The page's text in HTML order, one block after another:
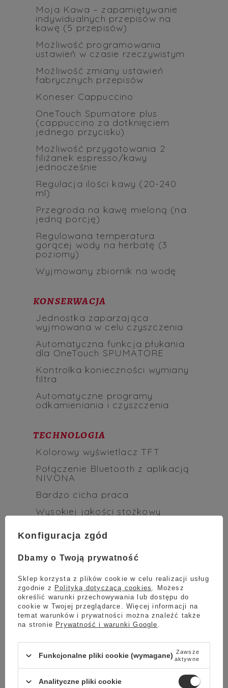
Moja Kawa – zapamiętywanie
indywidualnych przepisów na
kawę (5 przepisów)
Możliwość programowania
ustawień w czasie rzeczywistym
Możliwość zmiany ustawień
fabrycznych przepisów
Koneser Cappuccino
OneTouch Spumatore plus
(cappuccino za dotknięciem
jednego przycisku)
Możliwość przygotowania 2
filiżanek espresso/kawy
jednocześnie
Regulacja ilości kawy (20-240
ml)
Przegroda na kawę mieloną (na
jedną porcję)
Regulowana temperatura
gorącej wody na herbatę (3
poziomy)
Wyjmowany zbiornik na wodę
KONSERWACJA
Jednostka zaparzająca
wyjmowana w celu czyszczenia
Automatyczna funkcja płukania
dla OneTouch SPUMATORE
Kontrolka konieczności wymiany
filtra
Automatyczne programy
odkamieniania i czyszczenia
TECHNOLOGIA
Kolorowy wyświetlacz TFT
Połączenie Bluetooth z aplikacją
NIVONA
Bardzo cicha praca
Wysokiej jakości stożkowy
Pompa o ciśnieniu 15 barów
1455W / maksymalny pobór
energii
Tryb ECO / przełącznik
oszczędzania energii 0-Wat
Konfiguracja zgód
Dbamy o Twoją prywatność
Sklep korzysta z plików cookie w celu realizacji usług
zgodnie z Polityką dotyczącą cookies
. Możesz
określić warunki przechowywania lub dostępu do
cookie w Twojej przeglądarce. Więcej informacji na
temat warunków i prywatności można znaleźć także
na stronie Prywatność i warunki Google
Funkcjonalne pliki cookie (wymagane) Zawsze
aktywne
Analityczne pliki cookie